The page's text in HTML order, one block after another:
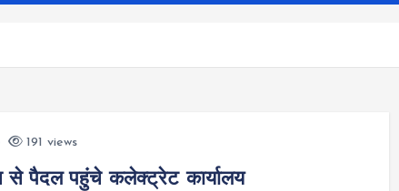
191 views
से पैदल पहुंचे कलेक्ट्रेट कार्यालय